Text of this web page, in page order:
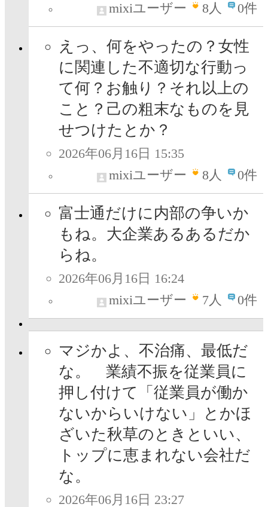
mixiユーザー
8人 0件
えっ、何をやったの？女性
に関連した不適切な行動っ
て何？お触り？それ以上の
こと？己の粗末なものを見
せつけたとか？
2026年06月16日 15:35
mixiユーザー
8人 0件
富士通だけに内部の争いか
もね。大企業あるあるだか
らね。
2026年06月16日 16:24
mixiユーザー
7人 0件
マジかよ、不治痛、最低だ
な。 業績不振を従業員に
押し付けて「従業員が働か
ないからいけない」とかほ
ざいた秋草のときといい、
トップに恵まれない会社だ
な。
2026年06月16日 23:27